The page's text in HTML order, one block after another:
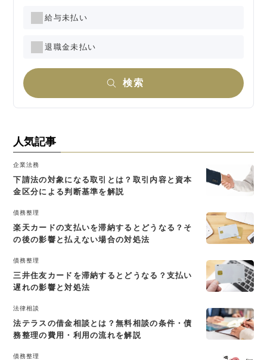
給与未払い
退職金未払い
検索
人気記事
企業法務
下請法の対象になる取引とは？取引内容と資本
金区分による判断基準を解説
債務整理
楽天カードの支払いを滞納するとどうなる？そ
の後の影響と払えない場合の対処法
債務整理
三井住友カードを滞納するとどうなる？支払い
遅れの影響と対処法
法律相談
法テラスの借金相談とは？無料相談の条件・債
務整理の費用・利用の流れを解説
債務整理